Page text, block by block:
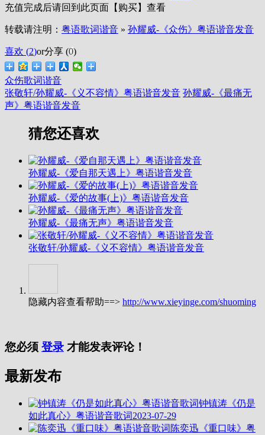
充值完成后请回到此页面【购买】查看
转载请注明： 粤语歌词谐音 » 孙耀威-《众伤》粤语谐音发音
喜欢 (2)or分享 (0)
众伤歌词谐音
张敬轩/孙耀威-《义不容情》粤语谐音发音 孙耀威-《最痛无
声》粤语谐音发音
猜您还喜欢
孙耀威-《爱自那天遇上》粤语谐音发音
孙耀威-《爱的故事(上)》粤语谐音发音
孙耀威-《最痛无声》粤语谐音发音
张敬轩/孙耀威-《义不容情》粤语谐音发音
隐藏内容查看帮助==> http://www.xieyinge.com/shuoming
您必须 登录 才能发表评论！
最新发布
钟镇涛《仍是
如此真心》粤语谐音歌词2023-07-29
陈奕迅《重口味》粤